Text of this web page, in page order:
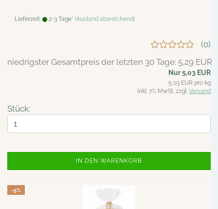
Lieferzeit: 2-3 Tage* (Ausland abweichend)
0
niedrigster Gesamtpreis der letzten 30 Tage: 5,29 EUR
Nur 5,03 EUR
5,03 EUR pro kg
inkl. 7% MwSt. zzgl. Versand
Stück:
IN DEN WARENKORB
-5%